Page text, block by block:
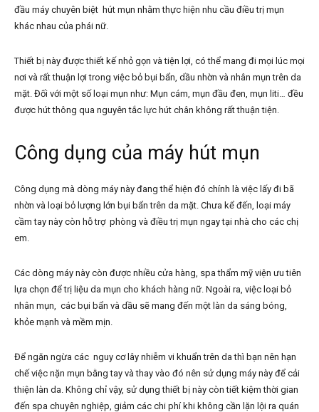
đầu máy chuyên biệt hút mụn nhằm thực hiện nhu cầu điều trị mụn
khác nhau của phái nữ.
Thiết bị này được thiết kế nhỏ gọn và tiện lợi, có thể mang đi mọi lúc mọi
nơi và rất thuận lợi trong việc bỏ bụi bẩn, dầu nhờn và nhân mụn trên da
mặt. Đối với một số loại mụn như: Mụn cám, mụn đầu đen, mụn liti… đều
được hút thông qua nguyên tắc lực hút chân không rất thuận tiện.
Công dụng của máy hút mụn
Công dụng mà dòng máy này đang thể hiện đó chính là việc lấy đi bã
nhờn và loại bỏ lượng lớn bụi bẩn trên da mặt. Chưa kể đến, loại máy
cầm tay này còn hỗ trợ phòng và điều trị mụn ngay tại nhà cho các chị
em.
Các dòng máy này còn được nhiều cửa hàng, spa thẩm mỹ viện ưu tiên
lựa chọn để trị liệu da mụn cho khách hàng nữ. Ngoài ra, việc loại bỏ
nhân mụn, các bụi bẩn và dầu sẽ mang đến một làn da sáng bóng,
khỏe mạnh và mềm mịn.
Để ngăn ngừa các nguy cơ lây nhiễm vi khuẩn trên da thì bạn nên hạn
chế việc nặn mụn bằng tay và thay vào đó nên sử dụng máy này để cải
thiện làn da. Không chỉ vậy, sử dụng thiết bị này còn tiết kiệm thời gian
đến spa chuyên nghiệp, giảm các chi phí khi không cần lặn lội ra quán